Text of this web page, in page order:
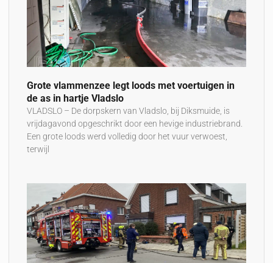
Grote vlammenzee legt loods met voertuigen in
de as in hartje Vladslo
VLADSLO – De dorpskern van Vladslo, bij Diksmuide, is
vrijdagavond opgeschrikt door een hevige industriebrand.
Een grote loods werd volledig door het vuur verwoest,
terwijl